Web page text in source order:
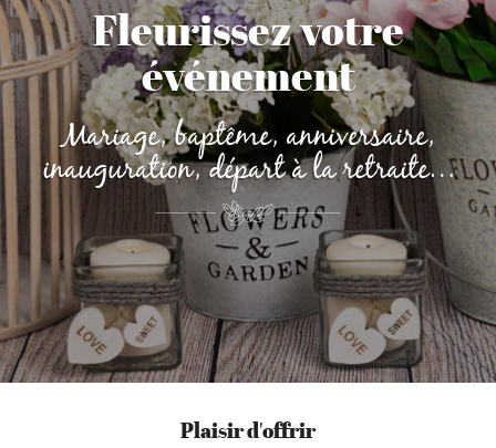
Fleurissez votre
événement
Mariage, baptême, anniversaire,
inauguration, départ à la retraite…
Plaisir d'offrir